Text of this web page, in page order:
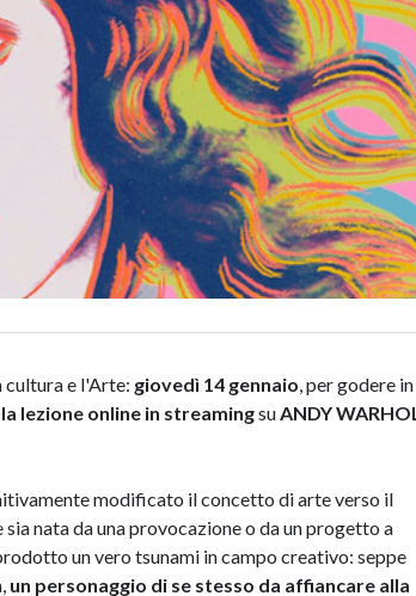
cultura e l'Arte: giovedì 14 gennaio , per godere in
la lezione online in streamingsu ANDY WARHOL
modificato il concetto di arte verso il
nata da una provocazione o da un progetto a
un vero tsunami in campo creativo: seppe
un personaggio di se stesso da affiancare alla